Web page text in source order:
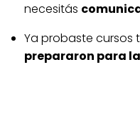
necesitás
Ya probaste cursos
prepararon para